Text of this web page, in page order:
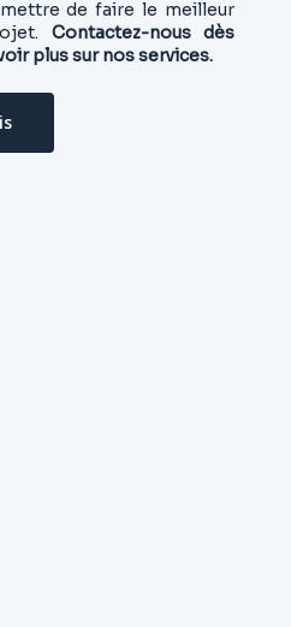
de faire le meilleur
Contactez-nous dès
plus sur nos services.